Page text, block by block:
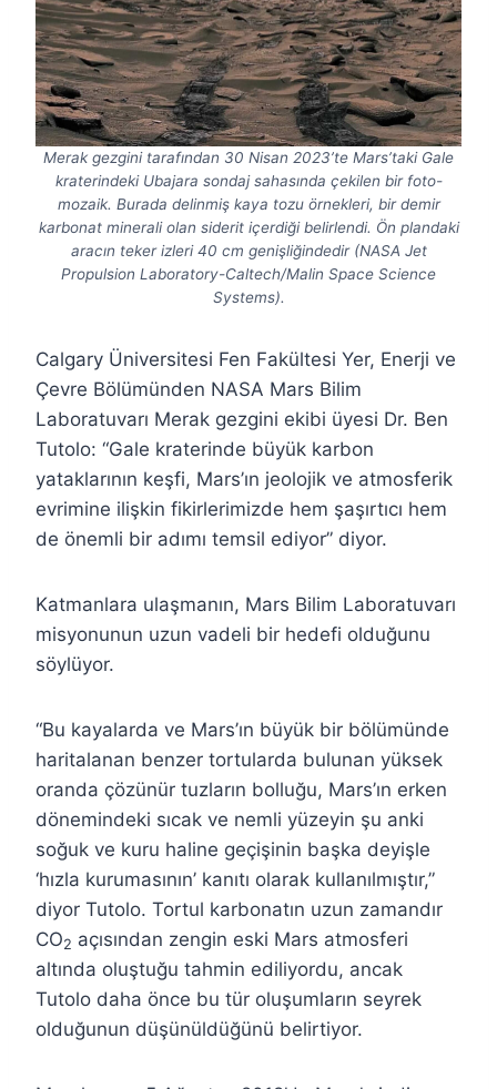
Merak gezgini tarafından 30 Nisan 2023’te Mars’taki Gale
kraterindeki Ubajara sondaj sahasında çekilen bir foto-
mozaik. Burada delinmiş kaya tozu örnekleri, bir demir
karbonat minerali olan siderit içerdiği belirlendi. Ön plandaki
aracın teker izleri 40 cm genişliğindedir (NASA Jet
Propulsion Laboratory-Caltech/Malin Space Science
Systems).
Calgary Üniversitesi Fen Fakültesi Yer, Enerji ve
Çevre Bölümünden NASA Mars Bilim
Laboratuvarı Merak gezgini ekibi üyesi Dr. Ben
Tutolo: “Gale kraterinde büyük karbon
yataklarının keşfi, Mars’ın jeolojik ve atmosferik
evrimine ilişkin fikirlerimizde hem şaşırtıcı hem
de önemli bir adımı temsil ediyor” diyor.
Katmanlara ulaşmanın, Mars Bilim Laboratuvarı
misyonunun uzun vadeli bir hedefi olduğunu
söylüyor.
“Bu kayalarda ve Mars’ın büyük bir bölümünde
haritalanan benzer tortularda bulunan yüksek
oranda çözünür tuzların bolluğu, Mars’ın erken
dönemindeki sıcak ve nemli yüzeyin şu anki
soğuk ve kuru haline geçişinin başka deyişle
‘hızla kurumasının’ kanıtı olarak kullanılmıştır,”
diyor Tutolo. Tortul karbonatın uzun zamandır
CO2 açısından zengin eski Mars atmosferi
altında oluştuğu tahmin ediliyordu, ancak
Tutolo daha önce bu tür oluşumların seyrek
olduğunun düşünüldüğünü belirtiyor.